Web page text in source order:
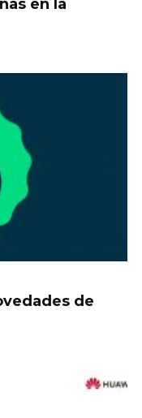
en la
de